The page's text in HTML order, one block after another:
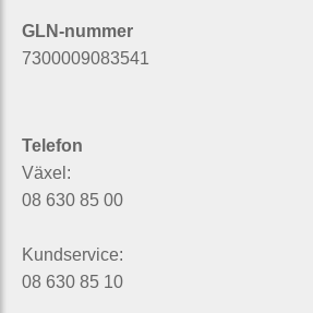
GLN-nummer
7300009083541
Telefon
Växel:
08 630 85 00
Kundservice:
08 630 85 10